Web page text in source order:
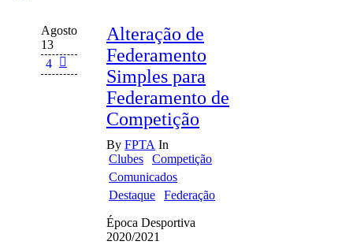
Agosto
13
4
Alteração de
Federamento
Simples para
Federamento de
Competição
By FPTA In
Clubes
Competição
Comunicados
Destaque
Federação
Época Desportiva
2020/2021